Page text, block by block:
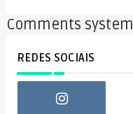
Comments system
REDES SOCIAIS